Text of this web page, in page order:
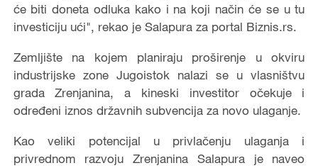
će biti doneta odluka kako i na koji način će se u tu
investiciju ući", rekao je Salapura za portal Biznis.rs.
Zemljište na kojem planiraju proširenje u okviru
industrijske zone Jugoistok nalazi se u vlasništvu
grada Zrenjanina, a kineski investitor očekuje i
određeni iznos državnih subvencija za novo ulaganje.
Kao veliki potencijal u privlačenju ulaganja i
privrednom razvoju Zrenjanina Salapura je naveo